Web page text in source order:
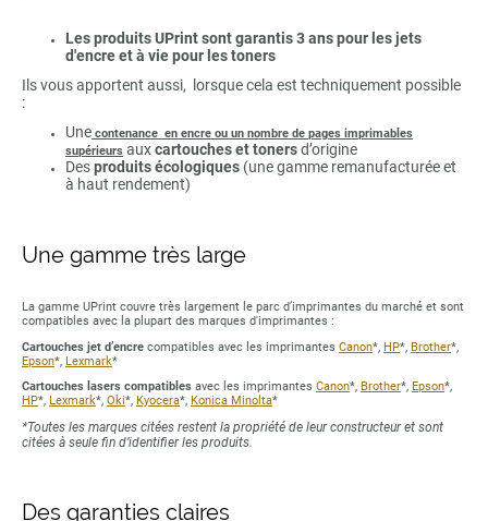
Les produits UPrint sont garantis 3 ans pour les jets
d'encre et à vie pour les toners
Ils vous apportent aussi, lorsque cela est techniquement possible
:
Une contenance en encre ou un nombre de pages imprimables
supérieurs auxcartouches et tonersd’origine
Desproduits écologiques (une gamme remanufacturée et
à haut rendement)
Une gamme très large
La gamme UPrint couvre très largement le parc d’imprimantes du marché et sont
compatibles avec la plupart des marques d'imprimantes :
Cartouches jet d’encre compatibles avec les imprimantes Canon*, HP*, Brother*,
Epson*, Lexmark*
Cartouches lasers compatibles avec les imprimantes Canon*, Brother*, Epson*,
HP*, Lexmark*, Oki*, Kyocera*, Konica Minolta*
*Toutes les marques citées restent la propriété de leur constructeur et sont
citées à seule fin d’identifier les produits.
Des garanties claires